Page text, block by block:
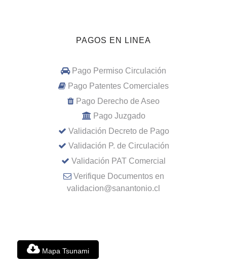
PAGOS EN LINEA
Pago Permiso Circulación
Pago Patentes Comerciales
Pago Derecho de Aseo
Pago Juzgado
Validación Decreto de Pago
Validación P. de Circulación
Validación PAT Comercial
Verifique Documentos en
validacion@sanantonio.cl
Mapa Tsunami